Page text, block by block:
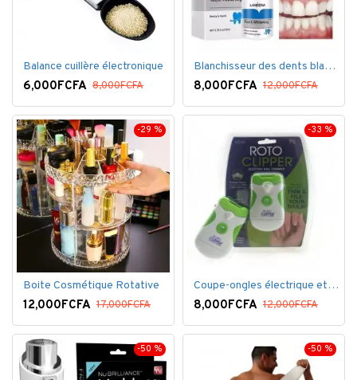
Balance cuillère électronique
6,000FCFA 8,000FCFA
Blanchisseur des dents blanc éblouissant
8,000FCFA 12,000FCFA
-29 %
Boite Cosmétique Rotative
12,000FCFA 17,000FCFA
-33 %
Coupe-ongles électrique et lime électrique
8,000FCFA 12,000FCFA
-50 % -50 %